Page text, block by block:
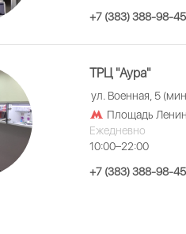
+7 (383) 388-98-45
ТРЦ "Аура"
ул. Военная, 5
Площадь
Ежедневно
10:00–22:00
+7 (383) 388-98-45